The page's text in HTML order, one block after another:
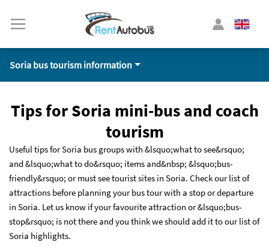
Soria bus tourism information
Tips for Soria mini-bus and coach
tourism
Useful tips for Soria bus groups with &lsquo;what to see&rsquo;
and &lsquo;what to do&rsquo; items and&nbsp; &lsquo;bus-
friendly&rsquo; or must see tourist sites in Soria. Check our list of
attractions before planning your bus tour with a stop or departure
in Soria. Let us know if your favourite attraction or &lsquo;bus-
stop&rsquo; is not there and you think we should add it to our list of
Soria highlights.